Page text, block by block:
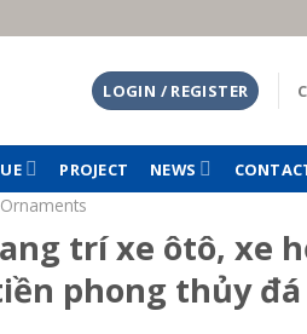
LOGIN / REGISTER
PROJECT NEWS
trí xe ôtô, xe
phong thủy đá